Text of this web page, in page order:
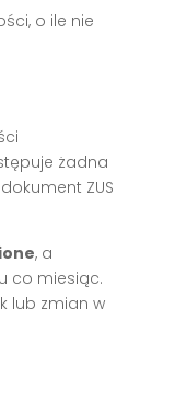
o ile nie
żadna
ZUS
, a
co miesiąc.
lub zmian w